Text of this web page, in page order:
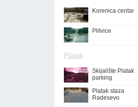
Korenica centar
Plitvice
Platak
Skijalište Platak
parking
Platak staza
Radesevo